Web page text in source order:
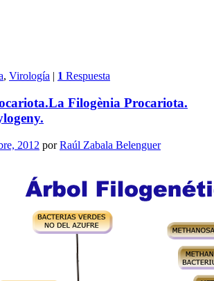
, Virología | 1 Respuesta
La Filogènia Procariota.
2012 porRaúl Zabala Belenguer